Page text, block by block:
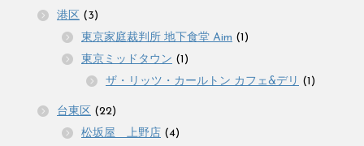
港区 (3)
東京家庭裁判所 地下食堂 Aim (1)
東京ミッドタウン (1)
ザ・リッツ・カールトン カフェ&デリ (1)
台東区 (22)
松坂屋 上野店 (4)